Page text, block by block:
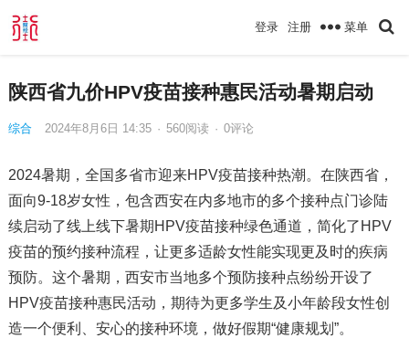
登录 注册 菜单
陕西省九价HPV疫苗接种惠民活动暑期启动
综合 2024年8月6日 14:35 · 560阅读 · 0评论
2024暑期，全国多省市迎来HPV疫苗接种热潮。在陕西省，
面向9-18岁女性，包含西安在内多地市的多个接种点门诊陆
续启动了线上线下暑期HPV疫苗接种绿色通道，简化了HPV
疫苗的预约接种流程，让更多适龄女性能实现更及时的疾病
预防。这个暑期，西安市当地多个预防接种点纷纷开设了
HPV疫苗接种惠民活动，期待为更多学生及小年龄段女性创
造一个便利、安心的接种环境，做好假期“健康规划”。